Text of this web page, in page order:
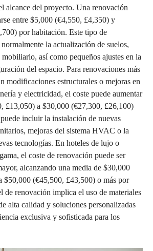
alcance del proyecto. Una renovación
entre $5,000 (€4,550, £4,350) y
por habitación. Este tipo de
la actualización de suelos,
así como pequeños ajustes en la
del espacio. Para renovaciones más
modificaciones estructurales o mejoras en
y electricidad, el coste puede aumentar
£13,050) a $30,000 (€27,300, £26,100)
incluir la instalación de nuevas
mejoras del sistema HVAC o la
tecnologías. En hoteles de lujo o
el coste de renovación puede ser
alcanzando una media de $30,000
$50,000 (€45,500, £43,500) o más por
de renovación implica el uso de materiales
alta calidad y soluciones personalizadas
exclusiva y sofisticada para los